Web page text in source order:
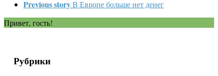
Previous storyВ Европе больше нет денег
Привет, гость!
Рубрики